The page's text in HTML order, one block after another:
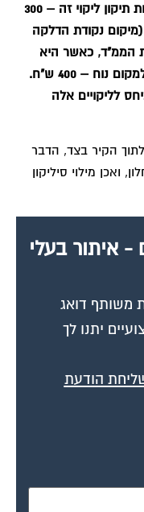
החלון, כך שיתחבר לקירות בצדדים) עלות תיקון ליקוי זה – 300
נקודת הדלקה
הממ"ד, כאשר היא
– 400 ש"ח.
לליקויים אלה
הקיר בצד, הדבר
ואכן מילוי סיליקון
- איתור בעלי
משותף דואג
יתנו לך
הודעת